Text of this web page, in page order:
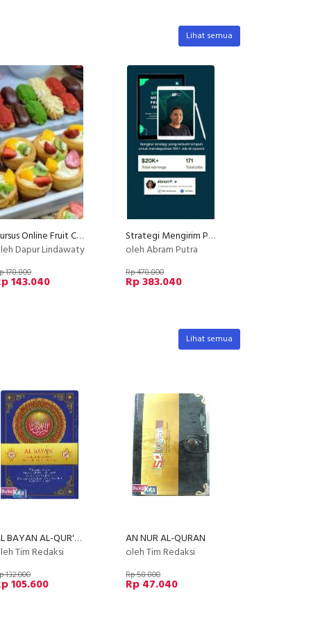
Lihat semua
Kursus Online Fruit Cream Puff Dan Eclair Dapur Lindawaty PU
Dapur Lindawaty
178.800
143.040
Strategi Mengirim Proposal 100+ Job
oleh Abram Putra
Rp 478.800
Rp 383.040
Lihat semua
AL BAYAN AL-QUR'AN (BIRU)
Tim Redaksi
132.000
105.600
AN NUR AL-QURAN
oleh Tim Redaksi
Rp 58.800
Rp 47.040